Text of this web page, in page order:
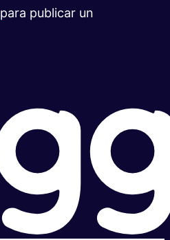
para publicar un